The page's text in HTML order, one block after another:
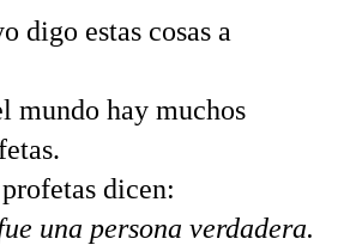
digo estas cosas a
mundo hay muchos
dicen:
una persona verdadera.